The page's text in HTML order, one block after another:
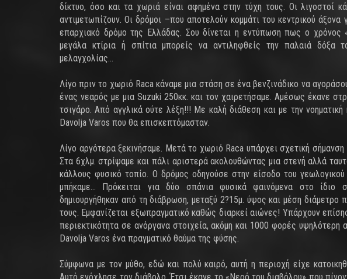
δίκτυο, όσο και τα χωριά είναι αφημένα στην τύχη τους. Οι λιγοστοί
αντιμετωπίζουν. Οι δρόμοι –που αποτελούν κομμάτι του κεντρικού άξονα
επαρχιακό δρόμο της Ελλάδας. Σου δίνεται η εντύπωση πως ο
μεγάλα κτίρια ή σπίτια μπορείς να αντιληφθείς την παλαιά δόξα
μελαγχολίας…
Λίγο πριν το χωριό Raca κάναμε μια στάση σε ένα βενζινάδικο να
ένας νεαρός με μια Suzuki 250κκ. και τον χαιρετήσαμε. Αμέσως έκανε
τσιγάρο. Από αγγλικά ούτε λέξη!!! Με καλή διάθεση και με την
Davolja Varos που θα επισκεπτόμασταν.
Λίγο αργότερα ξεκινήσαμε. Μετά το χωριό Raca υπάρχει σχετική
Στα 6χλμ. στρίψαμε και πάλι αριστερά ακολουθώντας μια στενή αλλά
κάλλους φυσικό τοπίο. Ο δρόμος οδηγούσε στην είσοδο του
μπήκαμε… Πρόκειται για δύο σπάνια φυσικά φαινόμενα στο ίδιο
δημιουργήθηκαν από τη διάβρωση, μεταξύ 2?15μ. ύψος και μέση
τους. Εμφανίζεται εξωπραγματικό καθώς διαρκεί αιώνες! Υπάρχουν
περιεκτικότητα σε ανόργανα στοιχεία, ακόμη και 1000 φορές
Davolja Varos ένα πραγματικό θαύμα της φύσης.
Σύμφωνα με τον μύθο, εδώ και πολύ καιρό, αυτή η περιοχή είχε